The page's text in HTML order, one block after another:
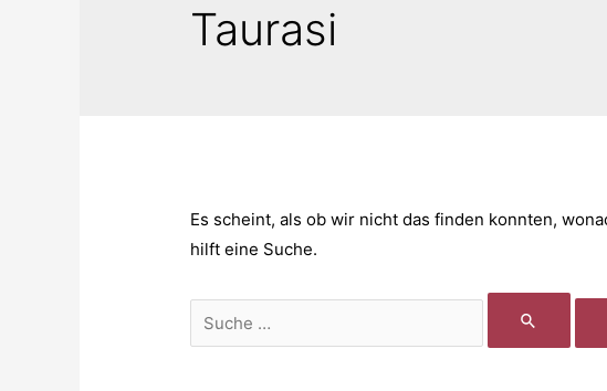
Taurasi
Es scheint, als ob wir nicht das finden konnten,
hilft eine Suche.